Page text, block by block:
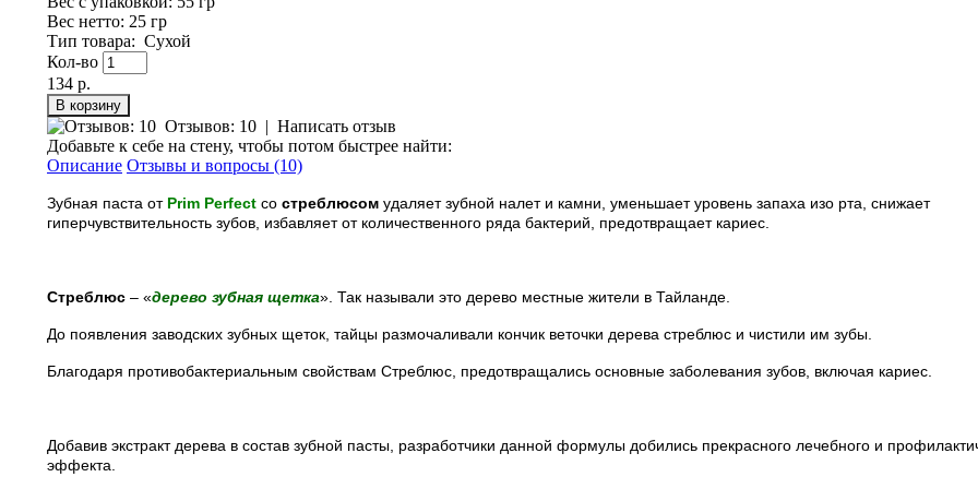
Вес нетто: 25 гр
Тип товара: Сухой
Кол-во
134 р.
Отзывов: 10 | Написать отзыв
Добавьте к себе на стену, чтобы потом быстрее найти:
Описание Отзывы и вопросы (10)
Зубная паста отPrim Perfect со стреблюсом удаляет зубной налет и камни, уменьшает уровень запаха изо рта, снижает
гиперчувствительность зубов, избавляет от количественного ряда бактерий, предотвращает кариес.
Стреблюс – «дерево зубная щетка». Так называли это дерево местные жители в Тайланде.
До появления заводских зубных щеток, тайцы размочаливали кончик веточки дерева стреблюс и чистили им зубы.
Благодаря противобактериальным свойствам Стреблюс, предотвращались основные заболевания зубов, включая кариес.
Добавив экстракт дерева в состав зубной пасты, разработчики данной формулы добились прекрасного лечебного и
эффекта.